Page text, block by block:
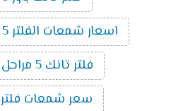
اسعار شمعات الفلتر 5 مراحل فريش
فلتر تانك 5 مراحل الترا بيور
سعر شمعات فلتر 5 مراحل